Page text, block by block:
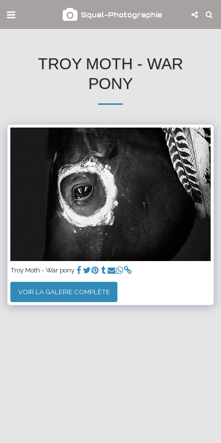
Squal-Photographie
TROY MOTH - WAR
PONY
Troy Moth - War pony
VOIR LA GALERIE COMPLÈTE